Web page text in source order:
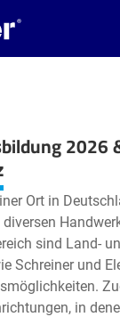
2026
Leaflet |
Ort in
sind Land-
Schreiner und
in